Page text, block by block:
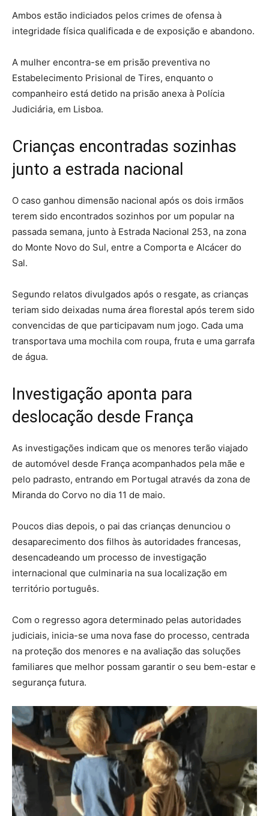
Ambos estão indiciados pelos crimes de ofensa à
integridade física qualificada e de exposição e abandono.
A mulher encontra-se em prisão preventiva no
Estabelecimento Prisional de Tires, enquanto o
companheiro está detido na prisão anexa à Polícia
Judiciária, em Lisboa.
Crianças encontradas sozinhas
junto a estrada nacional
O caso ganhou dimensão nacional após os dois irmãos
terem sido encontrados sozinhos por um popular na
passada semana, junto à Estrada Nacional 253, na zona
do Monte Novo do Sul, entre a Comporta e Alcácer do
Sal.
Segundo relatos divulgados após o resgate, as crianças
teriam sido deixadas numa área florestal após terem sido
convencidas de que participavam num jogo. Cada uma
transportava uma mochila com roupa, fruta e uma garrafa
de água.
Investigação aponta para
deslocação desde França
As investigações indicam que os menores terão viajado
de automóvel desde França acompanhados pela mãe e
pelo padrasto, entrando em Portugal através da zona de
Miranda do Corvo no dia 11 de maio.
Poucos dias depois, o pai das crianças denunciou o
desaparecimento dos filhos às autoridades francesas,
desencadeando um processo de investigação
internacional que culminaria na sua localização em
território português.
Com o regresso agora determinado pelas autoridades
judiciais, inicia-se uma nova fase do processo, centrada
na proteção dos menores e na avaliação das soluções
familiares que melhor possam garantir o seu bem-estar e
segurança futura.